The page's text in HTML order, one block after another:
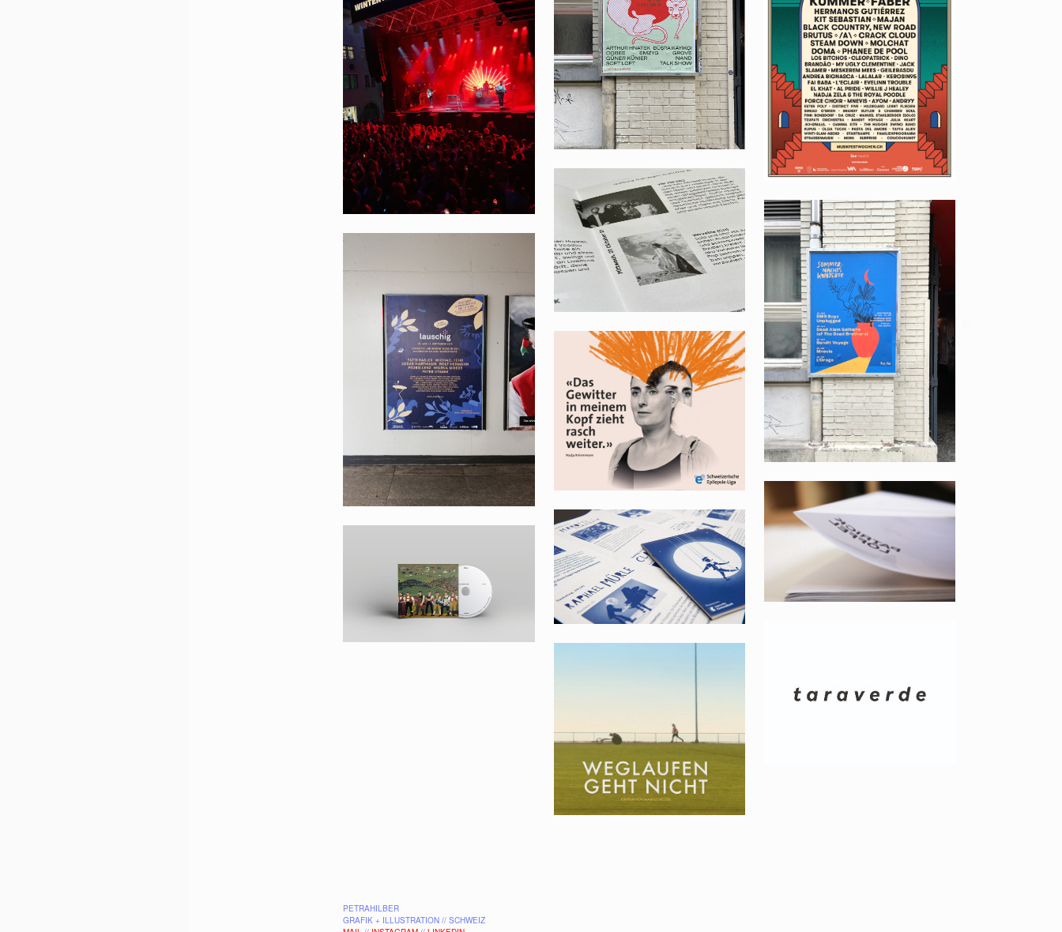
KW43 2023
WINTERTHURER
MUSIKFESTWOCHEN
2021
WINTERTHURER
MUSIKFESTWOCHEN
2022
KW43 TAPTAB
SOMMERNACHTSKONZERTE
TAPTAB, SCHAFFHAUSEN
LAUSCHIG - WORTE IM
FREIEN, WINTERTHUR
SCHWEIZERISCHE
EPILEPSIE-LIGA
KALUZA + SCHMID,
BÜRO PORTRAIT
FIGURENTHEATER
APPENZELL
APPENZELLER
JAZZKAPELLE
TARAVERDE
WEGLAUFEN GEHT
NICHT
PETRAHILBER
GRAFIK + ILLUSTRATION // SCHWEIZ